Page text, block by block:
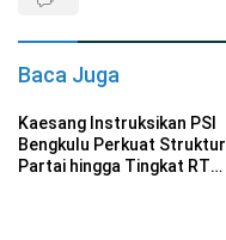
Baca Juga
Kaesang Instruksikan PSI
Bengkulu Perkuat Struktur
Partai hingga Tingkat RT